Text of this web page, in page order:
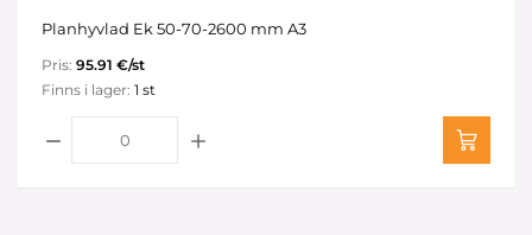
Planhyvlad Ek 50-70-2600 mm A3
Pris: 95.91 €/st
Finns i lager: 1 st